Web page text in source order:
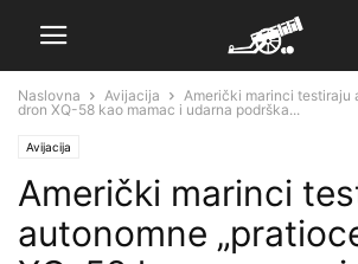
Naslovna Avijacija
Američki marinci testiraju
dron XQ-58 kao mamac i udarna podrška...
Avijacija
Američki marinci
autonomne